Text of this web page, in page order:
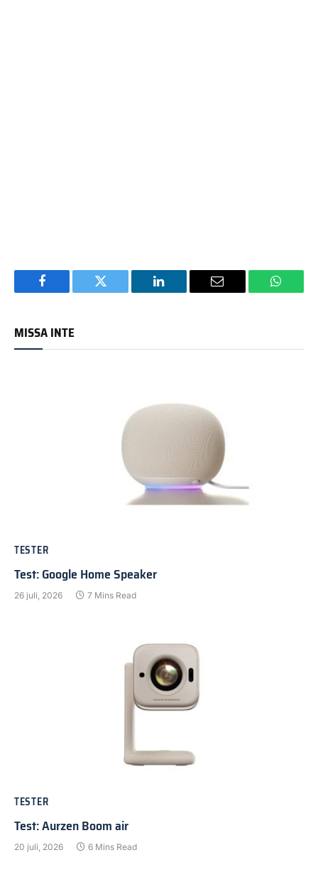
Facebook Twitter LinkedIn Email
MISSA INTE
TESTER
Test: Google Home Speaker
26 juli, 2026 7 Mins Read
TESTER
Test: Aurzen Boom air
20 juli, 2026 6 Mins Read